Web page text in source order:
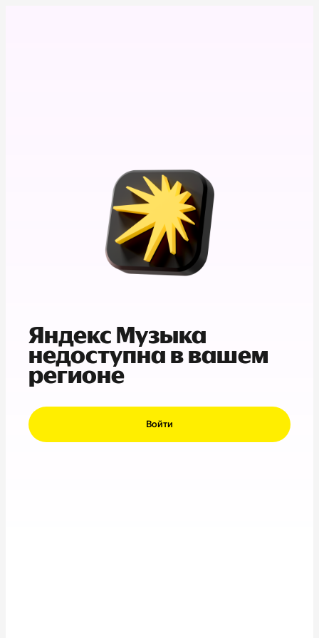
Яндекс Музыка
недоступна в вашем
регионе
Войти